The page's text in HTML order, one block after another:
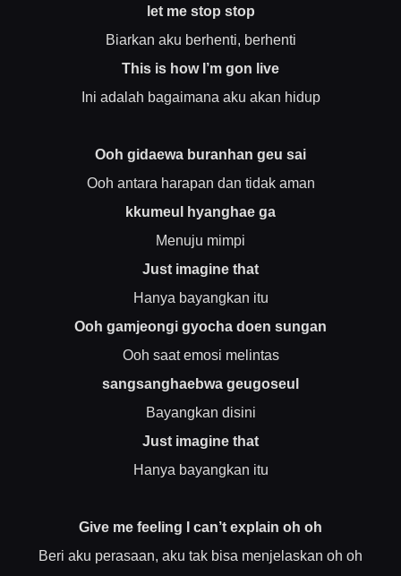
let me stop stop
Biarkan aku berhenti, berhenti
This is how I’m gon live
Ini adalah bagaimana aku akan hidup
Ooh gidaewa buranhan geu sai
Ooh antara harapan dan tidak aman
kkumeul hyanghae ga
Menuju mimpi
Just imagine that
Hanya bayangkan itu
Ooh gamjeongi gyocha doen sungan
Ooh saat emosi melintas
sangsanghaebwa geugoseul
Bayangkan disini
Just imagine that
Hanya bayangkan itu
Give me feeling I can’t explain oh oh
Beri aku perasaan, aku tak bisa menjelaskan oh oh